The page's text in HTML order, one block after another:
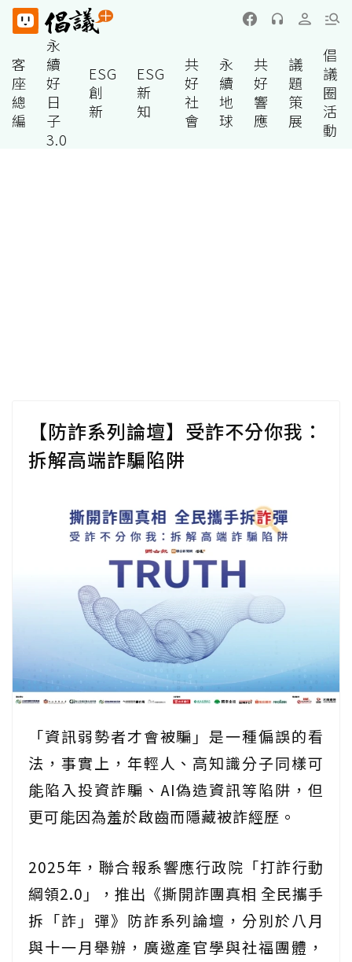
客
座
總
編
永
續
好
日
子
3.0
ESG
創
新
ESG
新
知
共
好
社
會
永
續
地
球
共
好
響
應
議
題
策
展
倡
議
圈
活
動
【防詐系列論壇】受詐不分你我：
拆解高端詐騙陷阱
「資訊弱勢者才會被騙」是一種偏誤的看
法，事實上，年輕人、高知識分子同樣可
能陷入投資詐騙、AI偽造資訊等陷阱，但
更可能因為羞於啟齒而隱藏被詐經歷。
2025年，聯合報系響應行政院「打詐行動
綱領2.0」，推出《撕開詐團真相 全民攜手
拆「詐」彈》防詐系列論壇，分別於八月
與十一月舉辦，廣邀產官學與社福團體，